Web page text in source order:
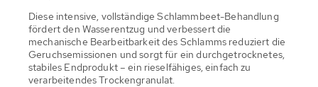
Diese intensive, vollständige Schlammbeet-Behandlung
fördert den Wasserentzug und verbessert die
mechanische Bearbeitbarkeit des Schlamms reduziert die
Geruchsemissionen und sorgt für ein durchgetrocknetes,
stabiles Endprodukt – ein rieselfähiges, einfach zu
verarbeitendes Trockengranulat.